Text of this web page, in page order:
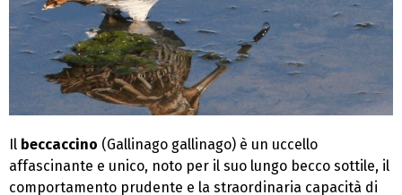
Il beccaccino (Gallinago gallinago) è un uccello
affascinante e unico, noto per il suo lungo becco sottile, il
comportamento prudente e la straordinaria capacità di